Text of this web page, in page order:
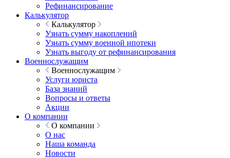
Рефинансирование
Калькулятор
Калькулятор
Узнать сумму накоплений
Узнать сумму военной ипотеки
Узнать выгоду от рефинансирования
Военнослужащим
Военнослужащим
Услуги юриста
База знаний
Вопросы и ответы
Акции
О компании
О компании
О нас
Наша команда
Новости